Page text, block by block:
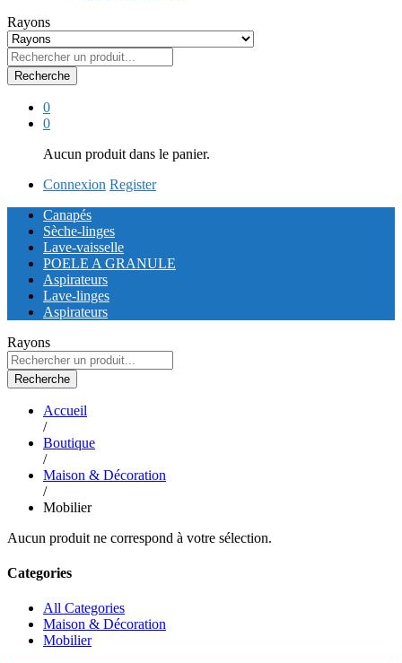
Rayons
Recherche
0
0
Aucun produit dans le panier.
Connexion Register
Canapés
Sèche-linges
Lave-vaisselle
POELE A GRANULE
Aspirateurs
Lave-linges
Aspirateurs
Rayons
Recherche
Accueil
/
Boutique
/
Maison & Décoration
/
Mobilier
Aucun produit ne correspond à votre sélection.
Categories
All Categories
Maison & Décoration
Mobilier